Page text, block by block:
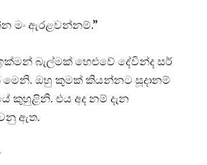
මං ඇරළවන්නම්.”
බැල්මක් හෙළුවේ දේවින්ද සර්
මෙනි. ඔහු කුමක් කියන්නට සූදානම්
කුහුළිනි. එය අද නම් දැන
ඇත.